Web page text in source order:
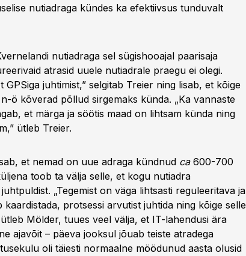
nutiadraga kündes ka efektiivsus tunduvalt
nutiadraga sel sügishooajal paarisaja
atrasid uuele nutiadrale praegu ei olegi.
GPSiga juhtimist,” selgitab Treier ning lisab, et kõige
ö kõverad põllud sirgemaks künda. „Ka vannaste
et märga ja söötis maad on lihtsam künda ning
ütleb Treier.
et nemad on uue adraga kündnud ca600-700
toob ta välja selle, et kogu nutiadra
„Tegemist on väga lihtsasti reguleeritava ja
protsessi arvutist juhtida ning kõige selle
Mölder, tuues veel välja, et IT-lahendusi ära
ajavõit – päeva jooksul jõuab teiste atradega
oli täiesti normaalne möödunud aasta olusid